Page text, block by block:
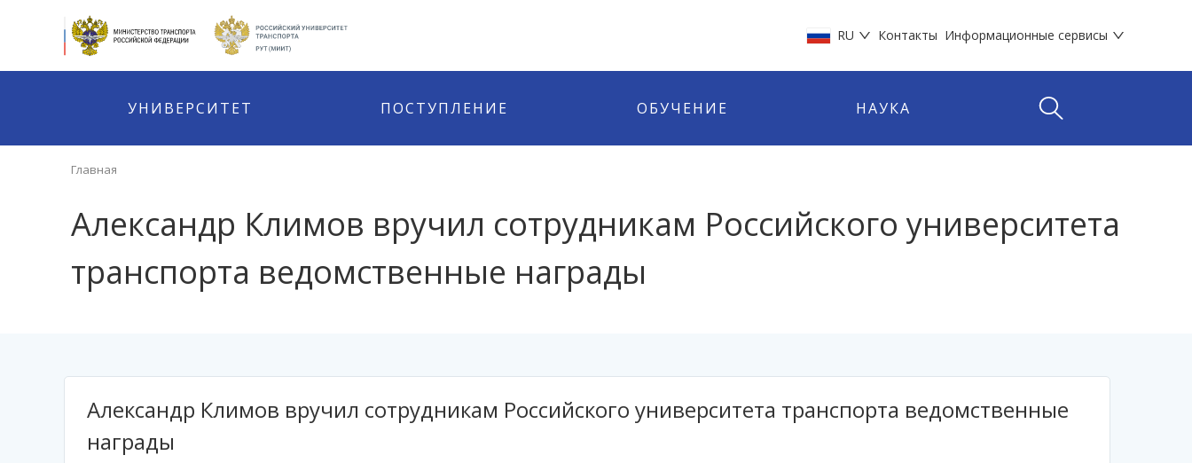
RU Контакты Информационные сервисы
УНИВЕРСИТЕТ ПОСТУПЛЕНИЕ ОБУЧЕНИЕ НАУКА
Главная
Александр Климов вручил сотрудникам Российского университета
транспорта ведомственные награды
Александр Климов вручил сотрудникам Российского университета транспорта ведомственные
награды